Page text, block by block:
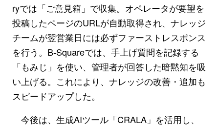
ryでは「ご意見箱」で収集。オペレータが要望を
投稿したページのURLが自動取得され、ナレッジ
チームが翌営業日には必ずファーストレスポンス
を行う。B-Squareでは、手上げ質問を記録する
「もみじ」を使い、管理者が回答した暗黙知を吸
い上げる。これにより、ナレッジの改善・追加も
スピードアップした。
今後は、生成AIツール「CRALA」を活用し、